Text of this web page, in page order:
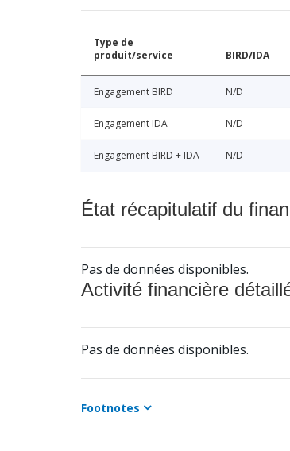
Type de
produit/service
BIRD/IDA
Engagement BIRD N/D
Engagement IDA N/D
Engagement BIRD + IDA N/D
État récapitulatif du
Pas de données disponibles.
Activité financière
Pas de données disponibles.
Footnotes